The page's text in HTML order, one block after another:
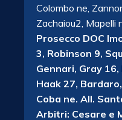
Colombo ne,
Zachaiou2, Mapelli
Prosecco DOC
3, Robinson 9,
Gennari, Gray
Haak 27,
Coba ne. All.
Arbitri: Cesare e